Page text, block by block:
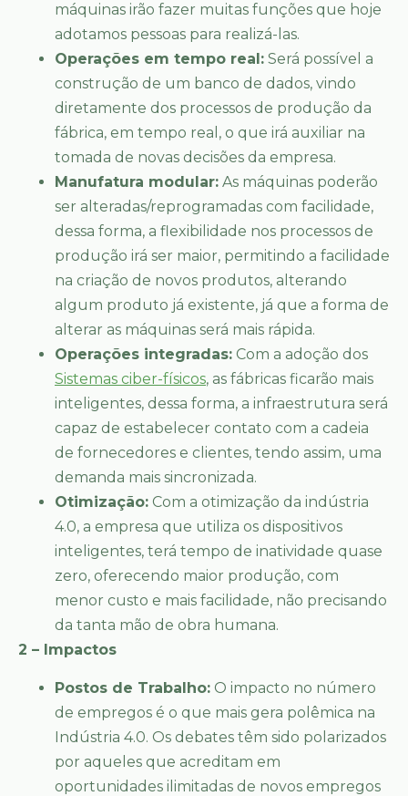
máquinas irão fazer muitas funções que hoje
adotamos pessoas para realizá-las.
Operações em tempo real: Será possível a
construção de um banco de dados, vindo
diretamente dos processos de produção da
fábrica, em tempo real, o que irá auxiliar na
tomada de novas decisões da empresa.
Manufatura modular: As máquinas poderão
ser alteradas/reprogramadas com facilidade,
dessa forma, a flexibilidade nos processos de
produção irá ser maior, permitindo a facilidade
na criação de novos produtos, alterando
algum produto já existente, já que a forma de
alterar as máquinas será mais rápida.
Operações integradas: Com a adoção dos
Sistemas ciber-físicos, as fábricas ficarão mais
inteligentes, dessa forma, a infraestrutura será
capaz de estabelecer contato com a cadeia
de fornecedores e clientes, tendo assim, uma
demanda mais sincronizada.
Otimização: Com a otimização da indústria
4.0, a empresa que utiliza os dispositivos
inteligentes, terá tempo de inatividade quase
zero, oferecendo maior produção, com
menor custo e mais facilidade, não precisando
da tanta mão de obra humana.
2 – Impactos
Postos de Trabalho: O impacto no número
de empregos é o que mais gera polêmica na
Indústria 4.0. Os debates têm sido polarizados
por aqueles que acreditam em
oportunidades ilimitadas de novos empregos